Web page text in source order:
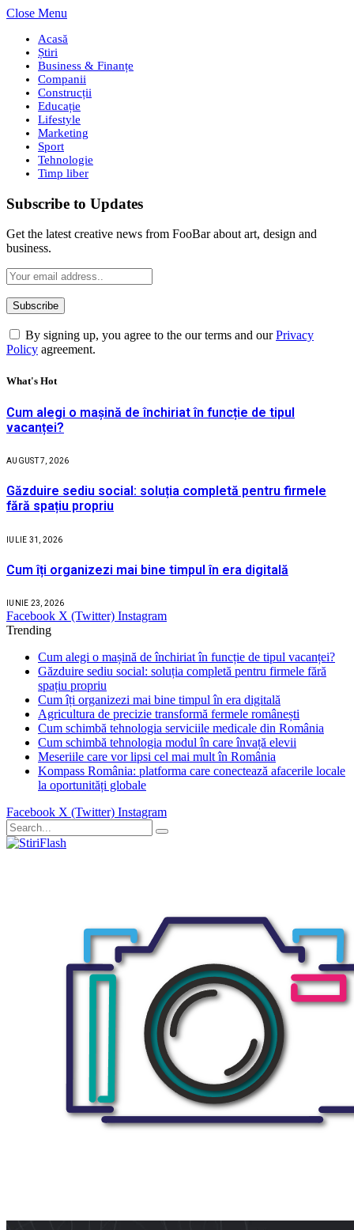
Close Menu
Acasă
Știri
Business & Finanțe
Companii
Construcții
Educație
Lifestyle
Marketing
Sport
Tehnologie
Timp liber
Subscribe to Updates
Get the latest creative news from FooBar about art, design and
business.
By signing up, you agree to the our terms and ourPrivacy
Policy agreement.
What's Hot
Cum alegi o mașină de închiriat în funcție de tipul
vacanței?
AUGUST 7, 2026
Găzduire sediu social: soluția completă pentru firmele
fără spațiu propriu
IULIE 31, 2026
Cum îți organizezi mai bine timpul în era digitală
IUNIE 23, 2026
Facebook X (Twitter) Instagram
Trending
Cum alegi o mașină de închiriat în funcție de tipul vacanței?
Găzduire sediu social: soluția completă pentru firmele fără
spațiu propriu
Cum îți organizezi mai bine timpul în era digitală
Agricultura de precizie transformă fermele românești
Cum schimbă tehnologia serviciile medicale din România
Cum schimbă tehnologia modul în care învață elevii
Meseriile care vor lipsi cel mai mult în România
Kompass România: platforma care conectează afacerile locale
la oportunități globale
Facebook X (Twitter) Instagram